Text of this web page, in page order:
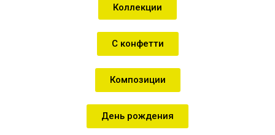
Коллекции
С конфетти
Композиции
День рождения